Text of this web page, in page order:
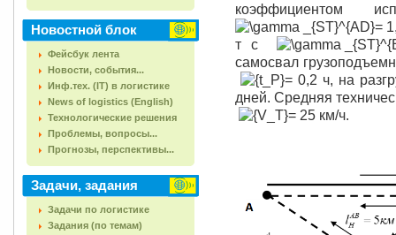
Новостной блок
Фейсбук лента
Новости, события...
Инф.тех. (IT) в логистике
News of logistics (English)
Технологические решения
Проблемы, вопросы...
Прогнозы, перспективы...
Задачи, задания
Задачи по логистике
Задания (по темам)
коэффициентом
=
т с
самосвал
= 0,2 ч, на
дней. Средняя
= 25 км/ч.